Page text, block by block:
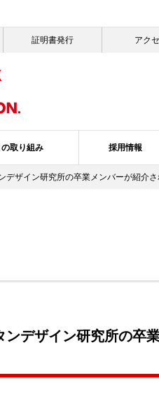
証明書発行 アク
取り組み 採用情報
ザイン研究所の卒業メンバーが紹介さ
デザイン研究所の卒